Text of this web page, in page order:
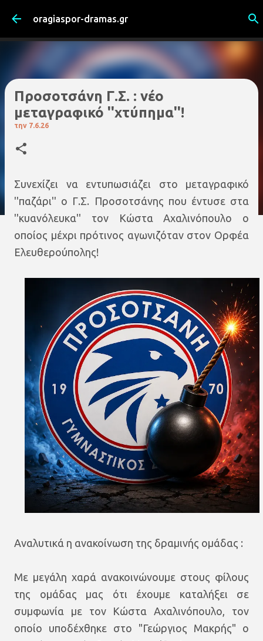
Μετάβαση στο κύριο περιεχόμενο
oragiaspor-dramas.gr
Προσοτσάνη Γ.Σ. : νέο
μεταγραφικό ''χτύπημα''!
την 7.6.26
Συνεχίζει να εντυπωσιάζει στο μεταγραφικό
''παζάρι'' ο Γ.Σ. Προσοτσάνης που έντυσε στα
''κυανόλευκα'' τον Κώστα Αχαλινόπουλο ο
οποίος μέχρι πρότινος αγωνιζόταν στον Ορφέα
Ελευθερούπολης!
Αναλυτικά η ανακοίνωση της δραμινής ομάδας :
Με μεγάλη χαρά ανακοινώνουμε στους φίλους
της ομάδας μας ότι έχουμε καταλήξει σε
συμφωνία με τον Κώστα Αχαλινόπουλο, τον
οποίο υποδέχθηκε στο "Γεώργιος Μακρής" ο